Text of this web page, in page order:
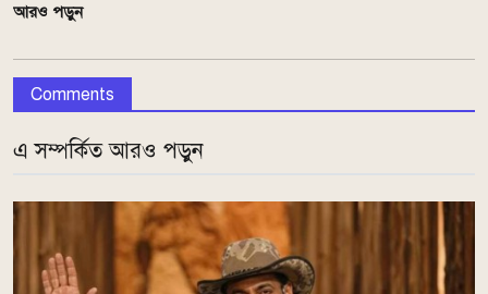
আরও পড়ুন
Comments
এ সম্পর্কিত আরও পড়ুন